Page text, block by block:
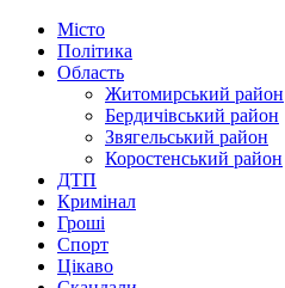
Місто
Політика
Область
Житомирський район
Бердичівський район
Звягельський район
Коростенський район
ДТП
Кримінал
Гроші
Спорт
Цікаво